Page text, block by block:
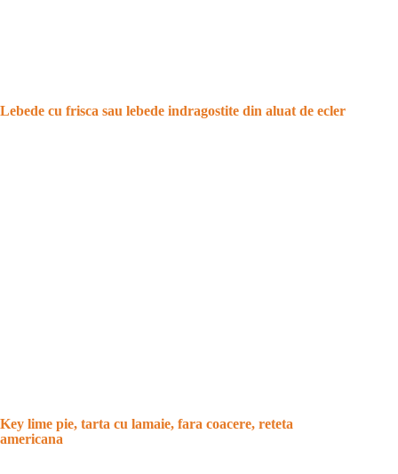
Lebede cu frisca sau lebede indragostite din aluat de ecler
Key lime pie, tarta cu lamaie, fara coacere, reteta
americana